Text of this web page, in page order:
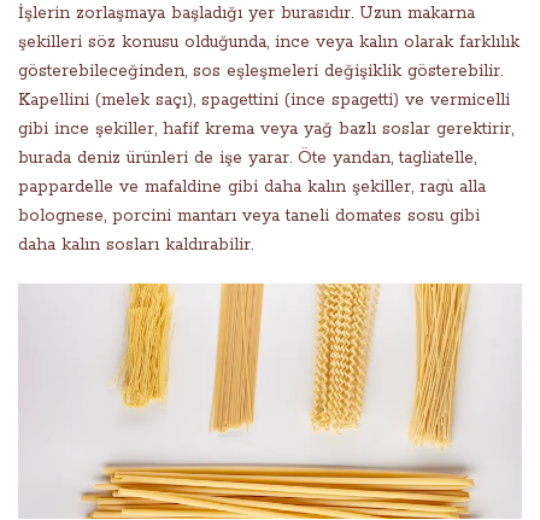
İşlerin zorlaşmaya başladığı yer burasıdır. Uzun makarna
şekilleri söz konusu olduğunda, ince veya kalın olarak farklılık
gösterebileceğinden, sos eşleşmeleri değişiklik gösterebilir.
Kapellini (melek saçı), spagettini (ince spagetti) ve vermicelli
gibi ince şekiller, hafif krema veya yağ bazlı soslar gerektirir,
burada deniz ürünleri de işe yarar. Öte yandan, tagliatelle,
pappardelle ve mafaldine gibi daha kalın şekiller, ragù alla
bolognese, porcini mantarı veya taneli domates sosu gibi
daha kalın sosları kaldırabilir.